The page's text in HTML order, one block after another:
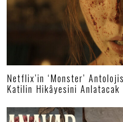
Netflix’in ‘Monster’
Katilin Hikâyesini Anlatacak